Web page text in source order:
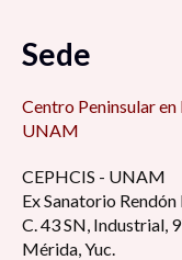
Sede
Centro Peninsular
UNAM
CEPHCIS - UNAM
Ex Sanatorio Rendón
C. 43 SN, Industrial,
Mérida, Yuc.